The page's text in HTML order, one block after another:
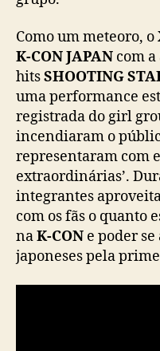
Como um meteoro, o
K-CON JAPAN com
hitsSHOOTING
uma performance
registrada do girl
incendiaram o
representaram com
extraordinárias’.
integrantes
com os fãs o quanto
naK-CON e poder
japoneses pela